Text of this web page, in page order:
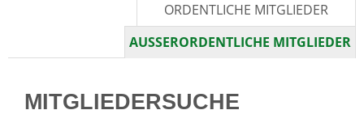
ORDENTLICHE MITGLIEDER
AUSSERORDENTLICHE MITGLIEDER
MITGLIEDERSUCHE